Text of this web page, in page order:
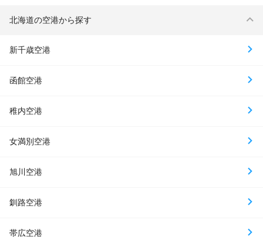
北海道の空港から探す
新千歳空港
函館空港
稚内空港
女満別空港
旭川空港
釧路空港
帯広空港